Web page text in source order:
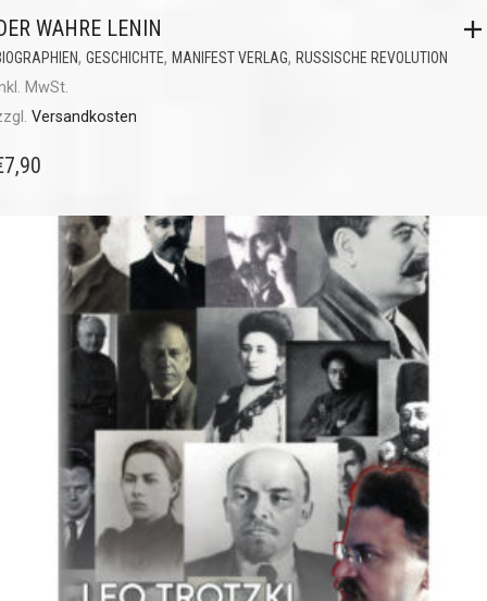
WAHRE LENIN
, GESCHICHTE, MANIFEST VERLAG, RUSSISCHE REVOLUTION
MwSt.
Versandkosten
7,90